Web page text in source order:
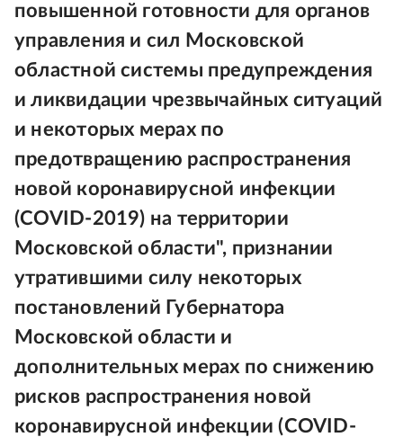
повышенной готовности для органов
управления и сил Московской
областной системы предупреждения
и ликвидации чрезвычайных ситуаций
и некоторых мерах по
предотвращению распространения
новой коронавирусной инфекции
(COVID-2019) на территории
Московской области", признании
утратившими силу некоторых
постановлений Губернатора
Московской области и
дополнительных мерах по снижению
рисков распространения новой
коронавирусной инфекции (COVID-